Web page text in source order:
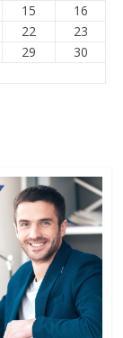
15
16
22
23
29
30